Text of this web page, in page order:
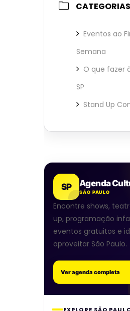
CATEGORIAS
Eventos ao
Semana
O que fazer
SP
Stand Up
SP Agenda
SÃO PAULO
Encontre shows,
up, programação
eventos gratuitos e
aproveitar São Paulo.
Ver agenda completa